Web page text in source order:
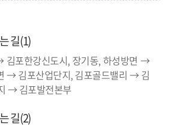
길(1)
김포한강신도시, 장기동, 하성방면 →
→ 김포산업단지, 김포골드밸리 → 김
→ 김포발전본부
길(2)